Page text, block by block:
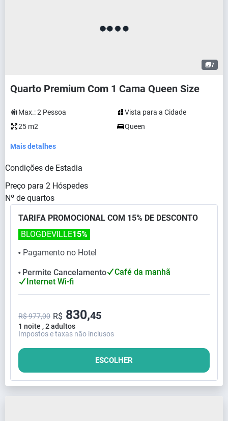
7
Quarto Premium Com 1 Cama Queen Size
Max.:2 Pessoa
Vista para a Cidade
25 m2
Queen
Mais detalhes
Condições de Estadia
Preço para 2 Hóspedes
Nº de quartos
TARIFA PROMOCIONAL COM 15% DE DESCONTO
⬤ Pagamento no Hotel
BLOGDEVILLE15%
⬤ Permite Cancelamento
Café da manhã
Internet Wi-fi
1 noite , 2 adultos
R$ 977,00 R$ 830,45
Impostos e taxas não inclusos
ESCOLHER